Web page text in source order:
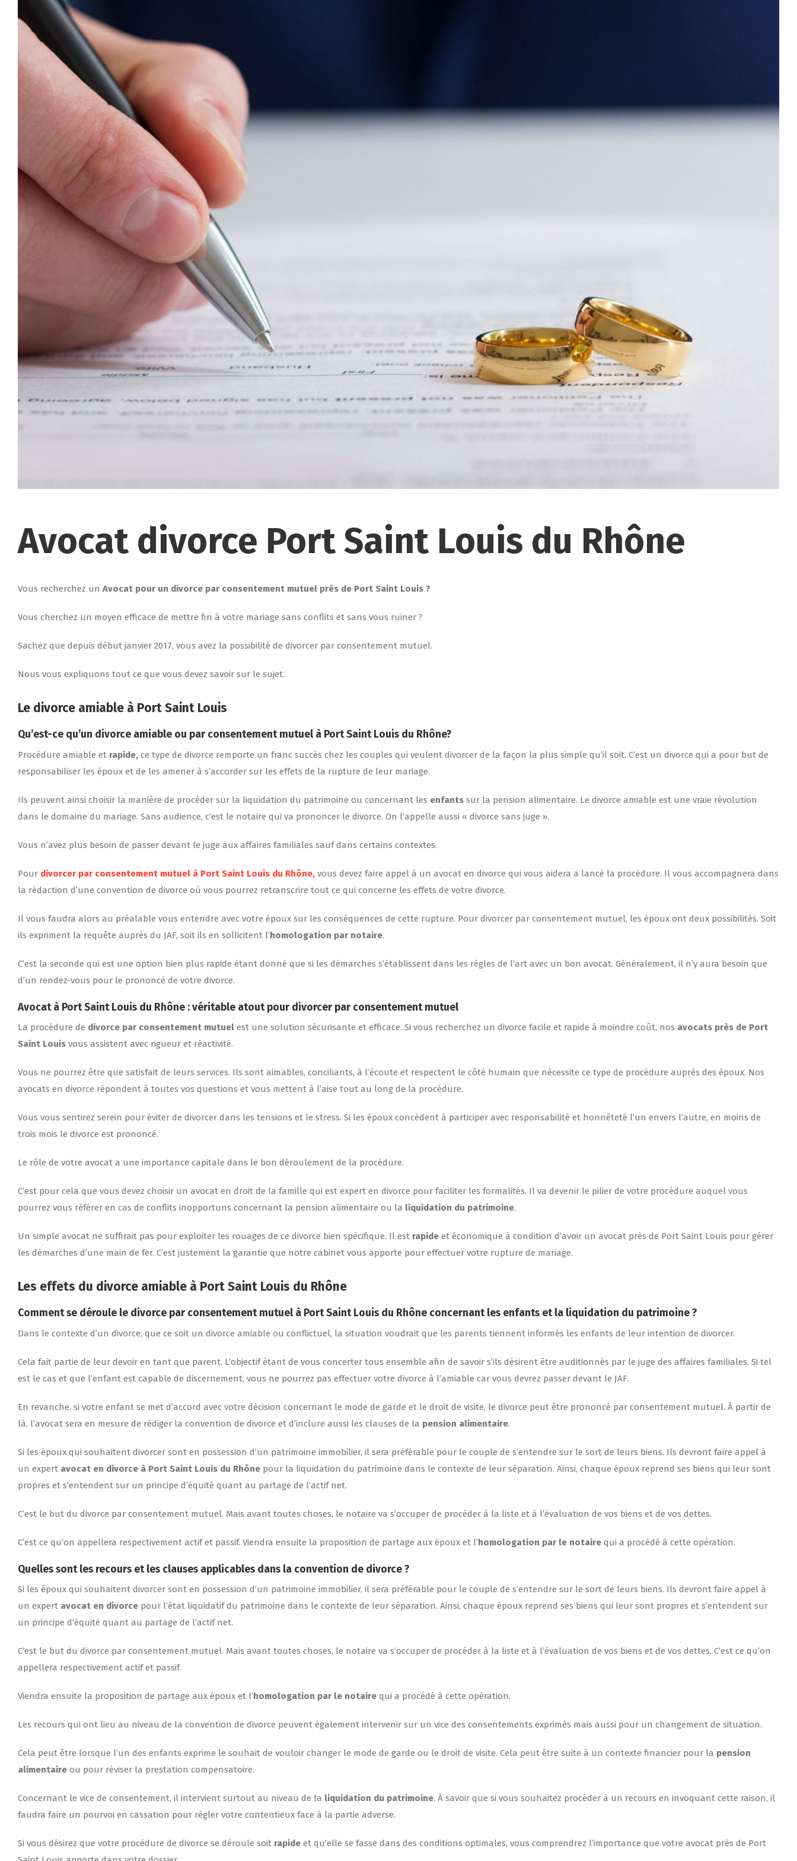
Avocat divorce Port Saint Louis du Rhône
Vous recherchez un Avocat pour un divorce par consentement mutuel près de Port Saint Louis ?
Vous cherchez un moyen efficace de mettre fin à votre mariage sans conflits et sans vous ruiner ?
Sachez que depuis début janvier 2017, vous avez la possibilité de divorcer par consentement mutuel.
Nous vous expliquons tout ce que vous devez savoir sur le sujet.
Le divorce amiable à Port Saint Louis
Qu’est-ce qu’un divorce amiable ou par consentement mutuelà Port Saint Louis du Rhône?
Procédure amiable et rapide, ce type de divorce remporte un franc succès chez les couples qui veulent divorcer de la façon la plus simple qu’il soit. C’est un divorce qui a pour but de
responsabiliser les époux et de les amener à s’accorder sur les effets de la rupture de leur mariage.
Ils peuvent ainsi choisir la manière de procéder sur la liquidation du patrimoine ou concernant les enfants sur la pension alimentaire. Le divorce amiable est une vraie révolution
dans le domaine du mariage. Sans audience, c’est le notaire qui va prononcer le divorce. On l’appelle aussi « divorce sans juge ».
Vous n’avez plus besoin de passer devant le juge aux affaires familiales sauf dans certains contextes.
Pour divorcer par consentement mutuel à Port Saint Louis du Rhône, vous devez faire appel à un avocat en divorce qui vous aidera a lancé la procédure. Il vous accompagnera dans
la rédaction d’une convention de divorce où vous pourrez retranscrire tout ce qui concerne les effets de votre divorce.
Il vous faudra alors au préalable vous entendre avec votre époux sur les conséquences de cette rupture. Pour divorcer par consentement mutuel, les époux ont deux possibilités. Soit
ils expriment la requête auprès du JAF, soit ils en sollicitent l’homologation par notaire.
C’est la seconde qui est une option bien plus rapide étant donné que si les démarches s’établissent dans les règles de l’art avec un bon avocat. Généralement, il n’y aura besoin que
d’un rendez-vous pour le prononcé de votre divorce.
Avocatà Port Saint Louis du Rhône : véritable atout pour divorcer par consentement mutuel
La procédure de divorce par consentement mutuel est une solution sécurisante et efficace. Si vous recherchez un divorce facile et rapide à moindre coût, nos avocats près de Port
Saint Louis vous assistent avec rigueur et réactivité.
Vous ne pourrez être que satisfait de leurs services. Ils sont aimables, conciliants, à l’écoute et respectent le côté humain que nécessite ce type de procédure auprès des époux. Nos
avocats en divorce répondent à toutes vos questions et vous mettent à l’aise tout au long de la procédure.
Vous vous sentirez serein pour éviter de divorcer dans les tensions et le stress. Si les époux concèdent à participer avec responsabilité et honnêteté l’un envers l’autre, en moins de
trois mois le divorce est prononcé.
Le rôle de votre avocat a une importance capitale dans le bon déroulement de la procédure.
C’est pour cela que vous devez choisir un avocat en droit de la famille qui est expert en divorce pour faciliter les formalités. Il va devenir le pilier de votre procédure auquel vous
pourrez vous référer en cas de conflits inopportuns concernant la pension alimentaire ou la liquidation du patrimoine.
Un simple avocat ne suffirait pas pour exploiter les rouages de ce divorce bien spécifique. Il est rapide et économique à condition d’avoir un avocat près de Port Saint Louis pour gérer
les démarches d’une main de fer. C’est justement la garantie que notre cabinet vous apporte pour effectuer votre rupture de mariage.
Les effets du divorce amiable à Port Saint Louis du Rhône
Comment se déroule le divorce par consentement mutuelà Port Saint Louis du Rhône concernant les enfants et la liquidation du patrimoine ?
Dans le contexte d’un divorce, que ce soit un divorce amiable ou conflictuel, la situation voudrait que les parents tiennent informés les enfants de leur intention de divorcer.
Cela fait partie de leur devoir en tant que parent. L’objectif étant de vous concerter tous ensemble afin de savoir s’ils désirent être auditionnés par le juge des affaires familiales. Si tel
est le cas et que l’enfant est capable de discernement, vous ne pourrez pas effectuer votre divorce à l’amiable car vous devrez passer devant le JAF.
En revanche, si votre enfant se met d’accord avec votre décision concernant le mode de garde et le droit de visite, le divorce peut être prononcé par consentement mutuel. À partir de
là, l’avocat sera en mesure de rédiger la convention de divorce et d’inclure aussi les clauses de la pension alimentaire.
Si les époux qui souhaitent divorcer sont en possession d’un patrimoine immobilier, il sera préférable pour le couple de s’entendre sur le sort de leurs biens. Ils devront faire appel à
un expert avocat en divorce à Port Saint Louis du Rhône pour la liquidation du patrimoine dans le contexte de leur séparation. Ainsi, chaque époux reprend ses biens qui leur sont
propres et s’entendent sur un principe d’équité quant au partage de l’actif net.
C’est le but du divorce par consentement mutuel. Mais avant toutes choses, le notaire va s’occuper de procéder à la liste et à l’évaluation de vos biens et de vos dettes.
C’est ce qu’on appellera respectivement actif et passif. Viendra ensuite la proposition de partage aux époux et l’homologation par le notaire qui a procédé à cette opération.
Quelles sont les recours et les clauses applicables dans la convention de divorce ?
Si les époux qui souhaitent divorcer sont en possession d’un patrimoine immobilier, il sera préférable pour le couple de s’entendre sur le sort de leurs biens. Ils devront faire appel à
un expert avocat en divorce pour l’état liquidatif du patrimoine dans le contexte de leur séparation. Ainsi, chaque époux reprend ses biens qui leur sont propres et s’entendent sur
un principe d’équité quant au partage de l’actif net.
C’est le but du divorce par consentement mutuel. Mais avant toutes choses, le notaire va s’occuper de procéder à la liste et à l’évaluation de vos biens et de vos dettes. C’est ce qu’on
appellera respectivement actif et passif.
Viendra ensuite la proposition de partage aux époux et l’homologation par le notaire qui a procédé à cette opération.
Les recours qui ont lieu au niveau de la convention de divorce peuvent également intervenir sur un vice des consentements exprimés mais aussi pour un changement de situation.
Cela peut être lorsque l’un des enfants exprime le souhait de vouloir changer le mode de garde ou le droit de visite. Cela peut être suite à un contexte financier pour la pension
alimentaire ou pour réviser la prestation compensatoire.
Concernant le vice de consentement, il intervient surtout au niveau de la liquidation du patrimoine. À savoir que si vous souhaitez procéder à un recours en invoquant cette raison, il
faudra faire un pourvoi en cassation pour régler votre contentieux face à la partie adverse.
Si vous désirez que votre procédure de divorce se déroule soit rapide et qu’elle se fasse dans des conditions optimales, vous comprendrez l’importance que votre avocat près de Port